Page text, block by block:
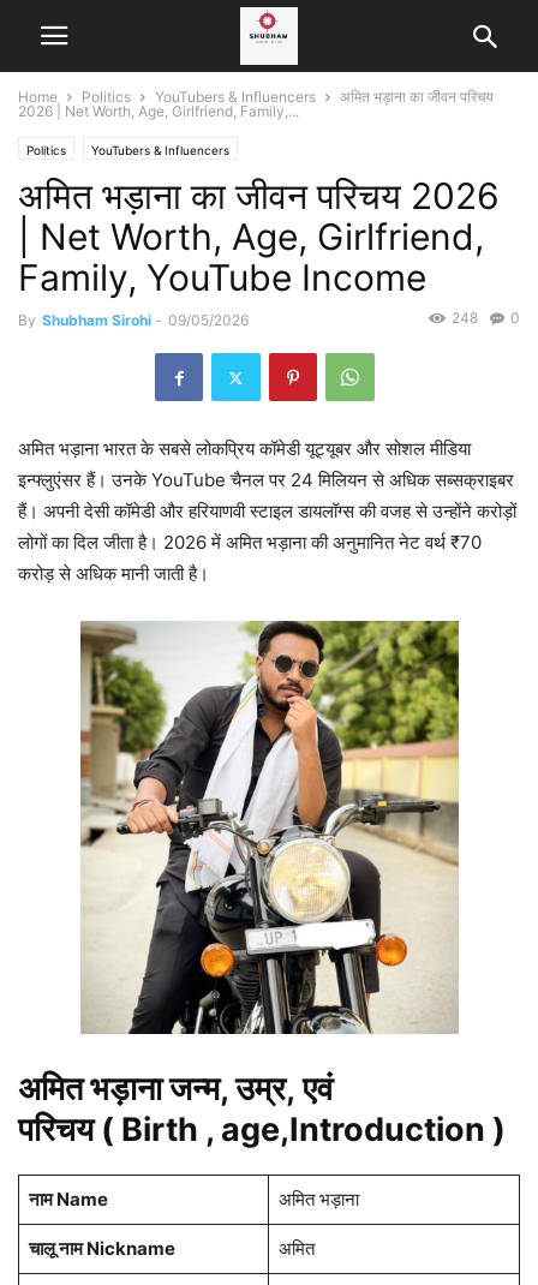
Home Politics YouTubers & Influencers
अमित भड़ाना का जीवन परिचय
2026 | Net Worth, Age, Girlfriend, Family,...
Politics YouTubers & Influencers
अमित भड़ाना का जीवन परिचय 2026
| Net Worth, Age, Girlfriend,
Family, YouTube Income
By Shubham Sirohi - 09/05/2026 0
248
अमित भड़ाना भारत के सबसे लोकप्रिय कॉमेडी यूट्यूबर और सोशल मीडिया
इन्फ्लुएंसर हैं। उनके YouTube चैनल पर 24 मिलियन से अधिक सब्सक्राइबर
हैं। अपनी देसी कॉमेडी और हरियाणवी स्टाइल डायलॉग्स की वजह से उन्होंने करोड़ों
लोगों का दिल जीता है। 2026 में अमित भड़ाना की अनुमानित नेट वर्थ ₹70
करोड़ से अधिक मानी जाती है।
अमित भड़ाना जन्म, उम्र, एवं
परिचय ( Birth , age,Introduction )
नाम Name अमित भड़ाना
चालू नाम Nickname अमित